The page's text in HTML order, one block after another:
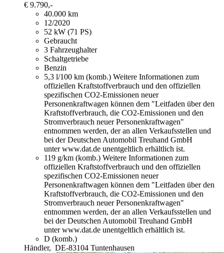
€ 9.790,-
40.000 km
12/2020
52 kW (71 PS)
Gebraucht
3 Fahrzeughalter
Schaltgetriebe
Benzin
5,3 l/100 km (komb.) Weitere Informationen zum
offiziellen Kraftstoffverbrauch und den offiziellen
spezifischen CO2-Emissionen neuer
Personenkraftwagen können dem "Leitfaden über den
Kraftstoffverbrauch, die CO2-Emissionen und den
Stromverbrauch neuer Personenkraftwagen"
entnommen werden, der an allen Verkaufsstellen und
bei der Deutschen Automobil Treuhand GmbH
unter www.dat.de unentgeltlich erhältlich ist.
119 g/km (komb.) Weitere Informationen zum
offiziellen Kraftstoffverbrauch und den offiziellen
spezifischen CO2-Emissionen neuer
Personenkraftwagen können dem "Leitfaden über den
Kraftstoffverbrauch, die CO2-Emissionen und den
Stromverbrauch neuer Personenkraftwagen"
entnommen werden, der an allen Verkaufsstellen und
bei der Deutschen Automobil Treuhand GmbH
unter www.dat.de unentgeltlich erhältlich ist.
D (komb.)
Händler, DE-83104 Tuntenhausen